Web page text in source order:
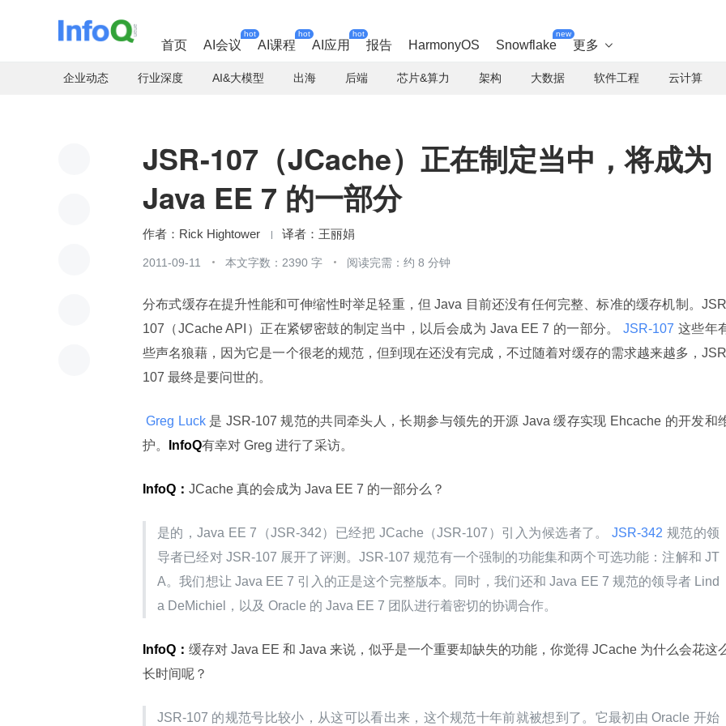
首页 AI会议
hot
AI课程
hot
AI应用
hot
报告 HarmonyOS Snowflake
new
更多 
企业动态 行业深度 AI&大模型 出海 后端 芯片&算力 架构 大数据 软件工程 云计算
JSR-107（JCache）正在制定当中，将成为
Java EE 7 的一部分
Rick Hightower 王丽娟
2011-09-11 本文字数：2390 字 阅读完需：约 8 分钟
分布式缓存在提升性能和可伸缩性时举足轻重，但 Java 目前还没有任何完整、标准的缓存机制。
107（JCache API）正在紧锣密鼓的制定当中，以后会成为 Java EE 7 的一部分。
JSR-107 这些年
些声名狼藉，因为它是一个很老的规范，但到现在还没有完成，不过随着对缓存的需求越来越多，
107 最终是要问世的。
Greg Luck 是 JSR-107 规范的共同牵头人，长期参与领先的开源 Java 缓存实现 Ehcache 的开发和
护。
InfoQ有幸对 Greg 进行了采访。
InfoQ： JCache 真的会成为 Java EE 7 的一部分么？
是的，Java EE 7（JSR-342）已经把 JCache（JSR-107）引入为候选者了。 JSR-342 规范的领
导者已经对 JSR-107 展开了评测。JSR-107 规范有一个强制的功能集和两个可选功能：注解和 JT
A。我们想让 Java EE 7 引入的正是这个完整版本。同时，我们还和 Java EE 7 规范的领导者 Lind
a DeMichiel，以及 Oracle 的 Java EE 7 团队进行着密切的协调合作。
InfoQ： 缓存对 Java EE 和 Java 来说，似乎是一个重要却缺失的功能，你觉得 JCache 为什么会花这
长时间呢？
JSR-107 的规范号比较小，从这可以看出来，这个规范十年前就被想到了。它最初由 Oracle 开始